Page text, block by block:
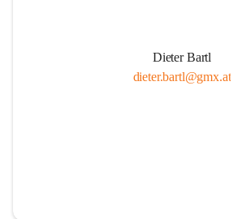
Dieter Bartl
dieter.bartl@gmx.at